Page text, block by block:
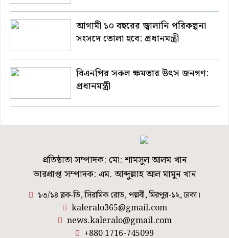
আগামী ১০ বছরের জ্বালানি পরিকল্পনা
সংসদে তোলা হবে: প্রধানমন্ত্রী
বিএনপির সকল ক্ষমতার উৎস জনগণ:
প্রধানমন্ত্রী
প্রতিষ্ঠাতা সম্পাদক: মো: শামসুল আলম খান
ভারপ্রাপ্ত সম্পাদক: এম. আব্দুল্লাহ আল মামুন খান
১৩/১৪ ব্লক-ডি, সিরামিক রোড, পল্লবী, মিরপুর-১২, ঢাকা।
kaleralo365@gmail.com
news.kaleralo@gmail.com
+880 1716-745099